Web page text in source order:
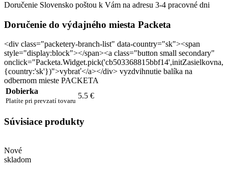
Doručenie Slovensko poštou k Vám na adresu 3-4 pracovné dni
Doručenie do výdajného miesta Packeta
<div class="packetery-branch-list" data-country="sk"><span
style="display:block"></span><a class="button small secondary"
onclick="Packeta.Widget.pick('cb503368815bbf14',initZasielkovna,
{country:'sk'})">vybrať</a></div> vyzdvihnutie balíka na
odbernom mieste PACKETA
Dobierka
Platíte pri prevzatí tovaru
5.5 €
Súvisiace produkty
Nové
skladom